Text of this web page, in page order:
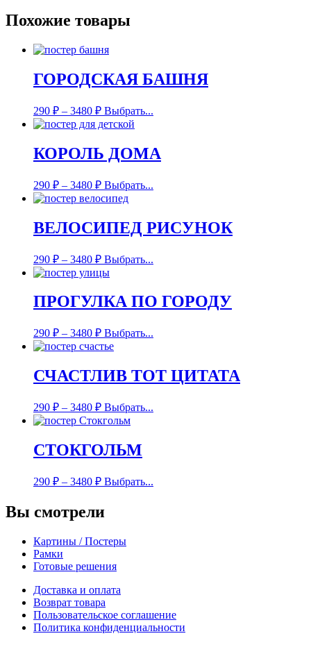
Похожие товары
ГОРОДСКАЯ БАШНЯ
290 ₽ – 3480 ₽ Выбрать...
КОРОЛЬ ДОМА
290 ₽ – 3480 ₽ Выбрать...
ВЕЛОСИПЕД РИСУНОК
290 ₽ – 3480 ₽ Выбрать...
ПРОГУЛКА ПО ГОРОДУ
290 ₽ – 3480 ₽ Выбрать...
СЧАСТЛИВ ТОТ ЦИТАТА
290 ₽ – 3480 ₽ Выбрать...
СТОКГОЛЬМ
290 ₽ – 3480 ₽ Выбрать...
Вы смотрели
Картины / Постеры
Рамки
Готовые решения
Доставка и оплата
Возврат товара
Пользовательское соглашение
Политика конфиденциальности